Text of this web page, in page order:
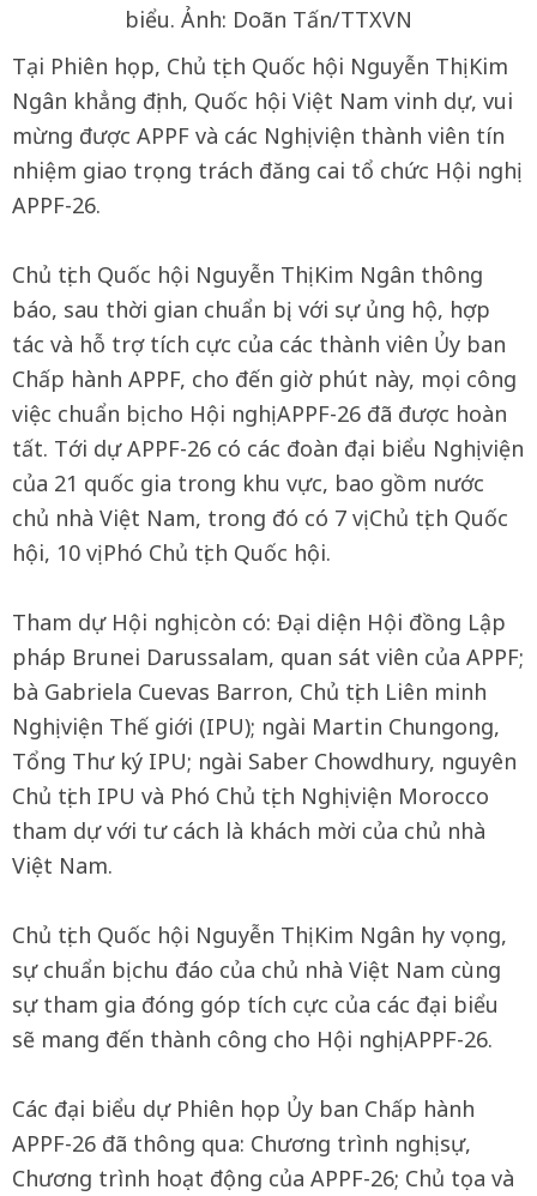
biểu. Ảnh: Doãn Tấn/TTXVN
Tại Phiên họp, Chủ tịch Quốc hội Nguyễn Thị Kim
Ngân khẳng định, Quốc hội Việt Nam vinh dự, vui
mừng được APPF và các Nghị viện thành viên tín
nhiệm giao trọng trách đăng cai tổ chức Hội nghị
APPF-26.
Chủ tịch Quốc hội Nguyễn Thị Kim Ngân thông
báo, sau thời gian chuẩn bị, với sự ủng hộ, hợp
tác và hỗ trợ tích cực của các thành viên Ủy ban
Chấp hành APPF, cho đến giờ phút này, mọi công
việc chuẩn bị cho Hội nghị APPF-26 đã được hoàn
tất. Tới dự APPF-26 có các đoàn đại biểu Nghị viện
của 21 quốc gia trong khu vực, bao gồm nước
chủ nhà Việt Nam, trong đó có 7 vị Chủ tịch Quốc
hội, 10 vị Phó Chủ tịch Quốc hội.
Tham dự Hội nghị còn có: Đại diện Hội đồng Lập
pháp Brunei Darussalam, quan sát viên của APPF;
bà Gabriela Cuevas Barron, Chủ tịch Liên minh
Nghị viện Thế giới (IPU); ngài Martin Chungong,
Tổng Thư ký IPU; ngài Saber Chowdhury, nguyên
Chủ tịch IPU và Phó Chủ tịch Nghị viện Morocco
tham dự với tư cách là khách mời của chủ nhà
Việt Nam.
Chủ tịch Quốc hội Nguyễn Thị Kim Ngân hy vọng,
sự chuẩn bị chu đáo của chủ nhà Việt Nam cùng
sự tham gia đóng góp tích cực của các đại biểu
sẽ mang đến thành công cho Hội nghị APPF-26.
Các đại biểu dự Phiên họp Ủy ban Chấp hành
APPF-26 đã thông qua: Chương trình nghị sự,
Chương trình hoạt động của APPF-26; Chủ tọa và